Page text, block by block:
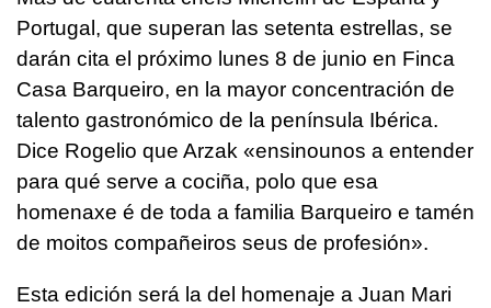
Portugal, que superan las setenta estrellas, se
darán cita el próximo lunes 8 de junio en Finca
Casa Barqueiro, en la mayor concentración de
talento gastronómico de la península Ibérica.
Dice Rogelio que Arzak «ensinounos a entender
para qué serve a cociña, polo que esa
homenaxe é de toda a familia Barqueiro e tamén
de moitos compañeiros seus de profesión».
Esta edición será la del homenaje a Juan Mari